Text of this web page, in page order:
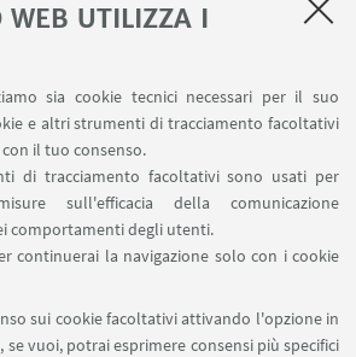
WEB UTILIZZA I
sia cookie tecnici necessari per il suo
e altri strumenti di tracciamento facoltativi
il tuo consenso.
di tracciamento facoltativi sono usati per
sull'efficacia della comunicazione
comportamenti degli utenti.
continuerai la navigazione solo con i cookie
sui cookie facoltativi attivando l'opzione in
se vuoi, potrai esprimere consensi più specifici
studi o prolungamento della
(studente a tempo parziale)
scambi internazionali